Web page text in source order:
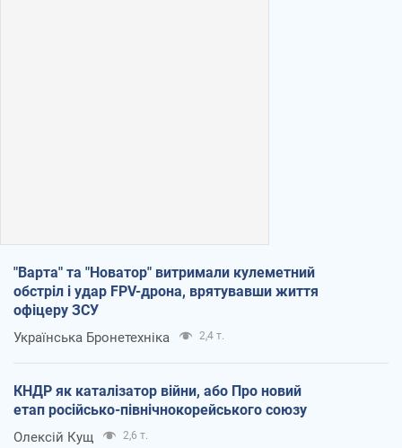
"Варта" та "Новатор" витримали кулеметний
обстріл і удар FPV-дрона, врятувавши життя
офіцеру ЗСУ
Українська Бронетехніка 2,4 т.
КНДР як каталізатор війни, або Про новий
етап російсько-північнокорейського союзу
Олексій Кущ 2,6 т.